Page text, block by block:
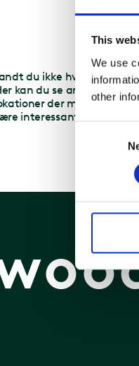
This
We use
other
du ikke hvad du
kan du se andre
der måske kunne
interessante for dig.